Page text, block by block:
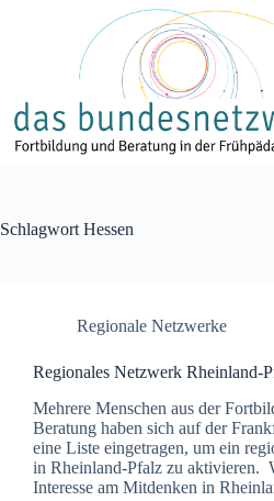
Schlagwort Hessen
Regionale Netzwerke
Regionales Netzwerk Rheinland-
Mehrere Menschen aus der
Beratung haben sich auf der
eine Liste eingetragen, um ein
in Rheinland-Pfalz zu aktivieren.
Interesse am Mitdenken in